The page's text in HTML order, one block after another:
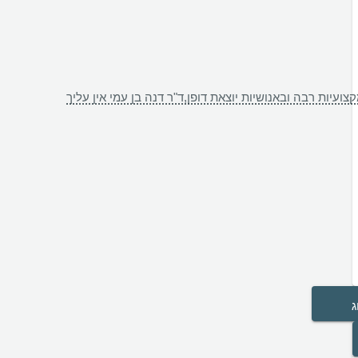
רבה ובאנושיות יוצאת דופן,ד"ר דנה בן עמי אין עליך